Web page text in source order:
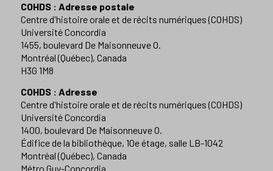
COHDS : Adresse postale
Centre d'histoire orale et de récits numériques (COHDS)
Université Concordia
1455, boulevard De Maisonneuve O.
Montréal (Québec), Canada
H3G 1M8
COHDS : Adresse
Centre d'histoire orale et de récits numériques (COHDS)
Université Concordia
1400, boulevard De Maisonneuve O.
Édifice de la bibliothèque, 10e étage, salle LB-1042
Montréal (Québec), Canada
Métro Guy-Concordia